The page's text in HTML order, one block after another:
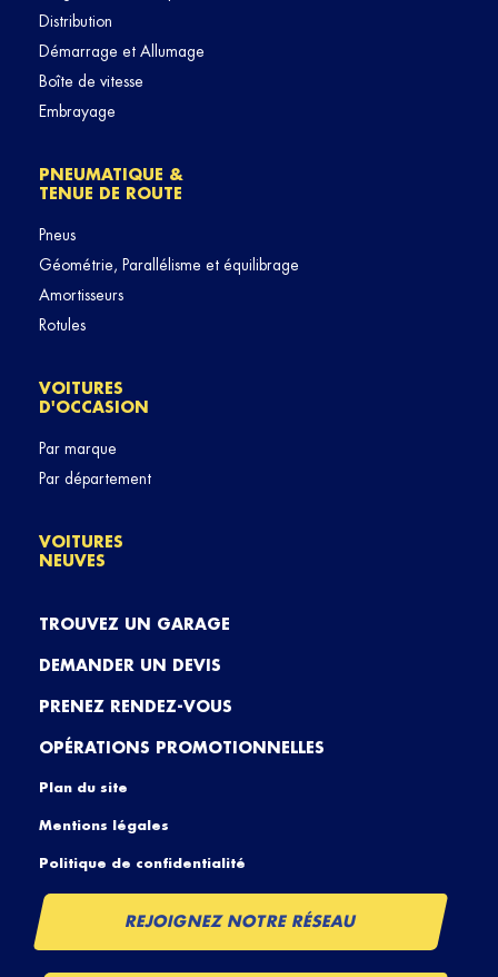
Distribution
Démarrage et Allumage
Boîte de vitesse
Embrayage
PNEUMATIQUE &
TENUE DE ROUTE
Pneus
Géométrie, Parallélisme et équilibrage
Amortisseurs
Rotules
VOITURES
D'OCCASION
Par marque
Par département
VOITURES
NEUVES
TROUVEZ UN GARAGE
DEMANDER UN DEVIS
PRENEZ RENDEZ-VOUS
OPÉRATIONS PROMOTIONNELLES
Plan du site
Mentions légales
Politique de confidentialité
REJOIGNEZ NOTRE RÉSEAU